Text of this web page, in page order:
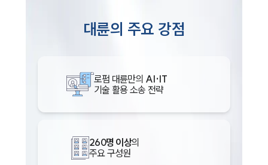
대륜의 주요 강점
로펌 대륜만의 AI·IT
기술 활용 소송 전략
260명 이상의
주요 구성원